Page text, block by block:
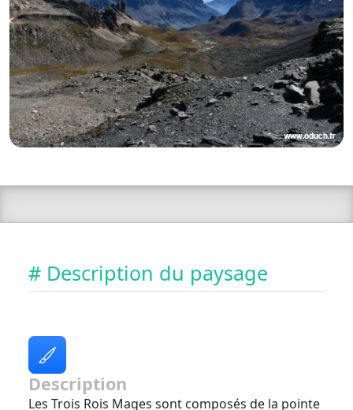
# Description du paysage
Description
Les Trois Rois Mages sont composés de la pointe